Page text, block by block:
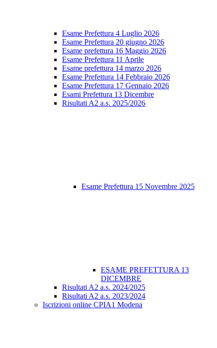
Esame Prefettura 4 Luglio 2026
Esame Prefettura 20 giugno 2026
Esame prefettura 16 Maggio 2026
Esame Prefettura 11 Aprile
Esame prefettura 14 marzo 2026
Esame Prefettura 14 Febbraio 2026
Esame Prefettura 17 Gennaio 2026
Esami Prefettura 13 Dicembre
Risultati A2 a.s. 2025/2026
Esame Prefettura 15 Novembre 2025
ESAME PREFETTURA 13
DICEMBRE
Risultati A2 a.s. 2024/2025
Risultati A2 a.s. 2023/2024
Iscrizioni online CPIA1 Modena